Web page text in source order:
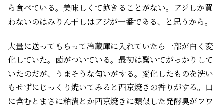
ら食べている。美味しくて飽きることがない。アジしか買
わないのはみりん干しはアジが一番である、と思うから。
大量に送ってもらって冷蔵庫に入れていたら一部が白く変
化していた。菌がついている。最初は驚いてがっかりして
いたのだが、うまそうな匂いがする。変化したものを洗い
もせずにじっくり焼いてみると西京焼きの香りがする。口
に含むとまさに粕漬とか西京焼きに類似した発酵臭がフワ